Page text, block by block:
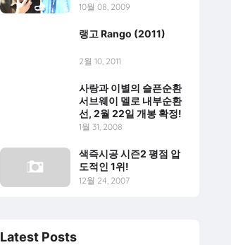
10월 08, 2009
랭고 Rango (2011)
2월 10, 2011
사랑과 이별의 슬픈순환
서브웨이 멜로 내부순환
선, 2월 22일 개봉 확정!
1월 31, 2008
색즉시공 시즌2 평점 압
도적인 1위!
12월 24, 2007
Latest Posts